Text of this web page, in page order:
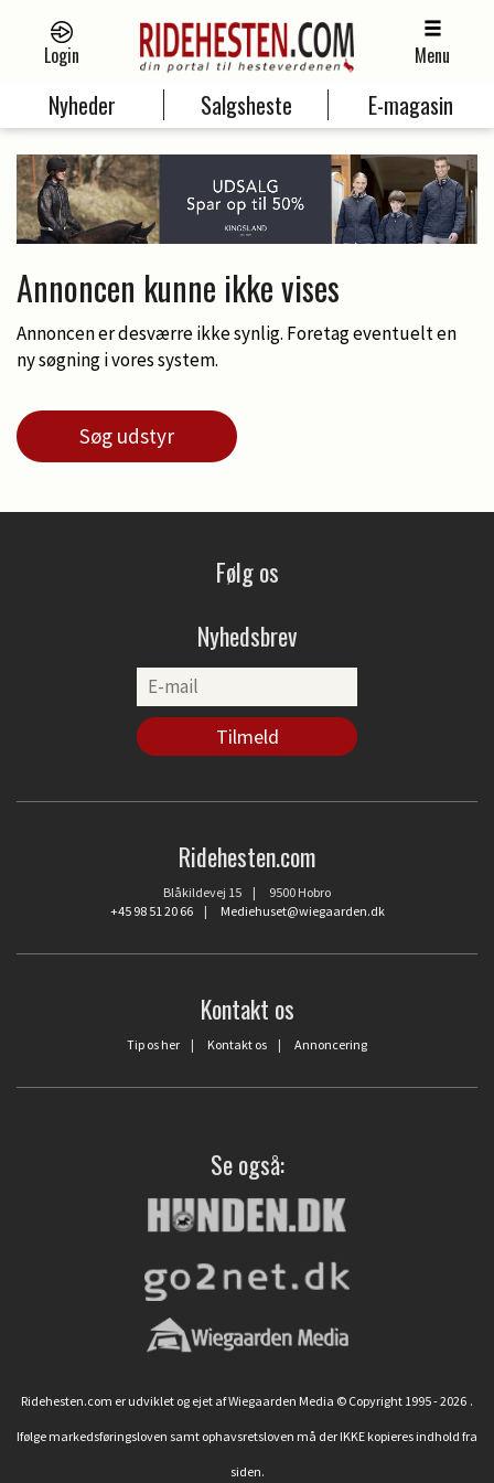
Login Menu
Nyheder Salgsheste E-magasin
Annoncen kunne ikke vises
Annoncen er desværre ikke synlig. Foretag eventuelt en
ny søgning i vores system.
Søg udstyr
Følg os
Nyhedsbrev
Ridehesten.com
Blåkildevej 15 | 9500 Hobro
+45 98 51 20 66| Mediehuset@wiegaarden.dk
Kontakt os
Tip os her | Kontakt os | Annoncering
Se også:
Ridehesten.com er udviklet og ejet af Wiegaarden Media © Copyright 1995 - 2026 .
Ifølge markedsføringsloven samt ophavsretsloven må der IKKE kopieres indhold fra
siden.